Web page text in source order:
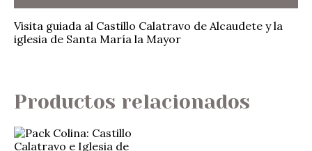
Visita guiada al Castillo Calatravo de Alcaudete y la
iglesia de Santa María la Mayor
Productos relacionados